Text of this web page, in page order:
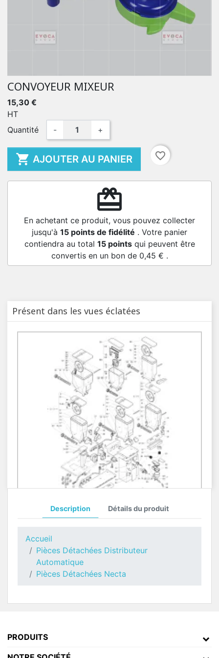
CONVOYEUR MIXEUR
15,30 €
HT
Quantité
- +
 AJOUTER AU PANIER favorite_border
redeem
En achetant ce produit, vous pouvez collecter
jusqu'à 15 points de fidélité . Votre panier
contiendra au total 15pointsqui peuvent être
convertis en un bon de 0,45 € .
Présent dans les vues éclatées
Description Détails du produit
Accueil
Pièces Détachées Distributeur
Automatique
Pièces Détachées Necta
PRODUITS